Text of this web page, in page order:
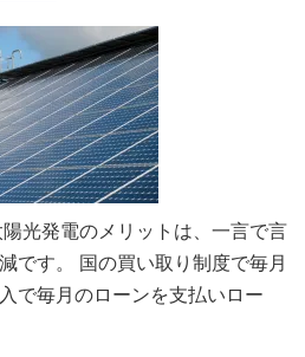
光発電のメリットは、一言で言
です。 国の買い取り制度で毎月
で毎月のローンを支払いロー